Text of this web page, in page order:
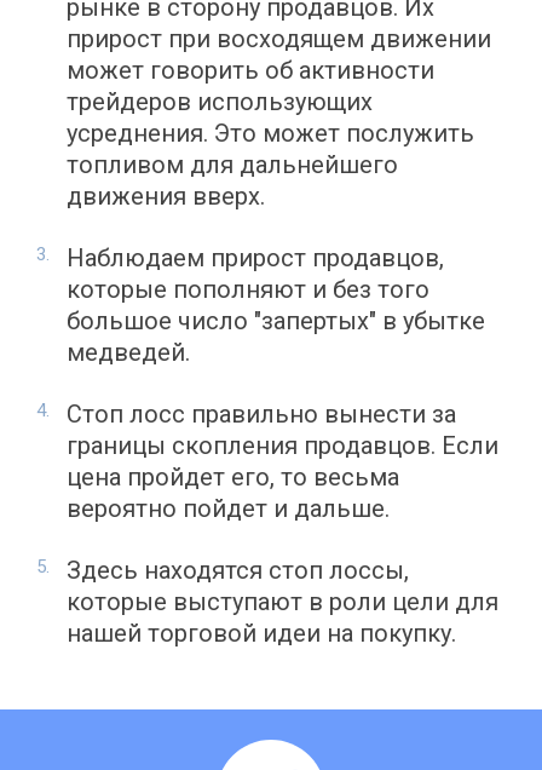
рынке в сторону продавцов. Их
прирост при восходящем движении
может говорить об активности
трейдеров использующих
усреднения. Это может послужить
топливом для дальнейшего
движения вверх.
Наблюдаем прирост продавцов,
которые пополняют и без того
большое число "запертых" в убытке
медведей.
Стоп лосс правильно вынести за
границы скопления продавцов. Если
цена пройдет его, то весьма
вероятно пойдет и дальше.
Здесь находятся стоп лоссы,
которые выступают в роли цели для
нашей торговой идеи на покупку.